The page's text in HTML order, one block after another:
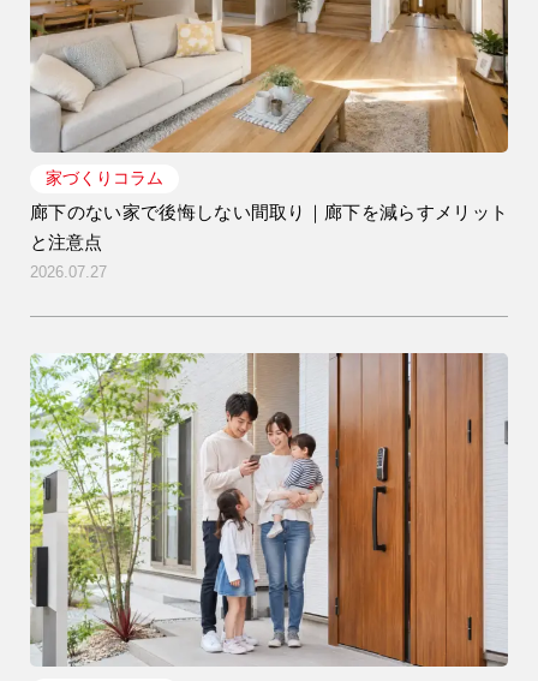
家づくりコラム
廊下のない家で後悔しない間取り｜廊下を減らすメリット
と注意点
2026.07.27